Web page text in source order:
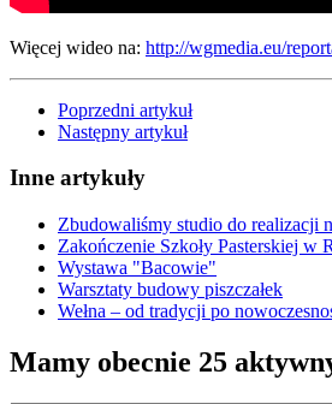
Więcej wideo na: http://wgmedia.eu/
Poprzedni artykuł
Następny artykuł
Inne artykuły
Zbudowaliśmy studio do realizacji
Zakończenie Szkoły Pasterskiej w
Wystawa "Bacowie"
Warsztaty budowy piszczałek
Wełna – od tradycji po
Mamy obecnie 25